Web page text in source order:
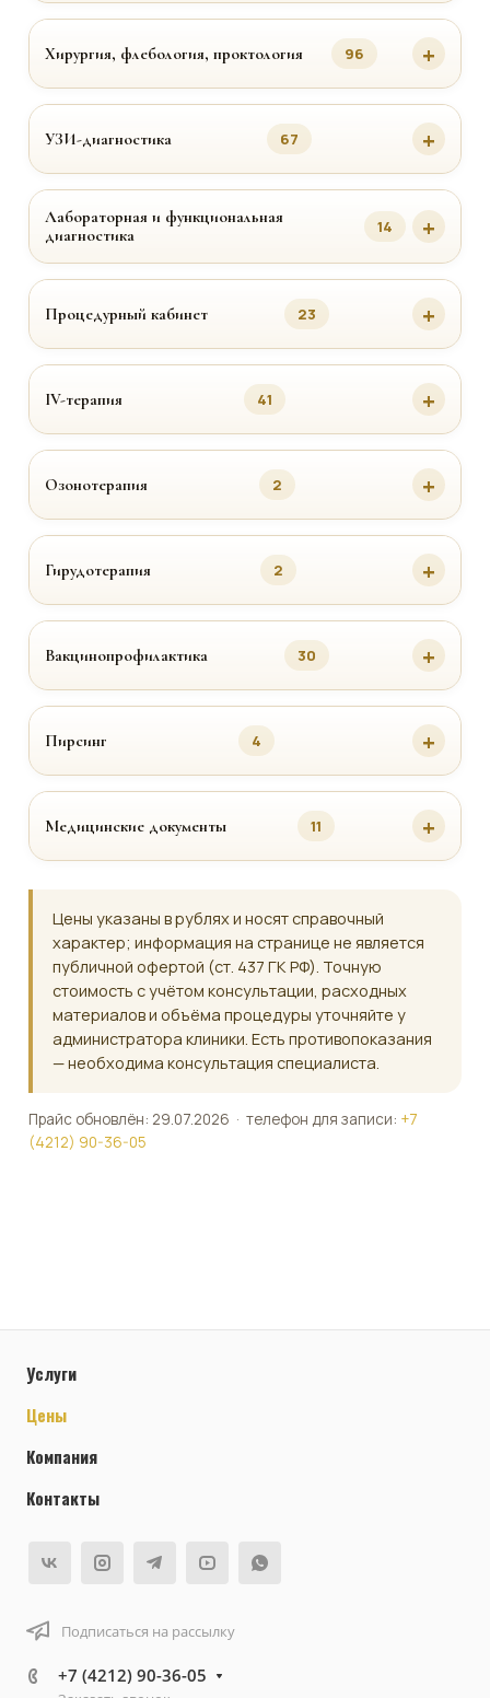
Хирургия, флебология, проктология 96
УЗИ-диагностика 67
Лабораторная и функциональная
диагностика
14
Процедурный кабинет 23
IV-терапия 41
Озонотерапия 2
Гирудотерапия 2
Вакцинопрофилактика 30
Пирсинг 4
Медицинские документы 11
Цены указаны в рублях и носят справочный
характер; информация на странице не является
публичной офертой (ст. 437 ГК РФ). Точную
стоимость с учётом консультации, расходных
материалов и объёма процедуры уточняйте у
администратора клиники. Есть противопоказания
— необходима консультация специалиста.
Прайс обновлён: 29.07.2026 · телефон для записи: +7
(4212) 90-36-05
Услуги
Цены
Компания
Контакты
Подписаться на рассылку
+7 (4212) 90-36-05